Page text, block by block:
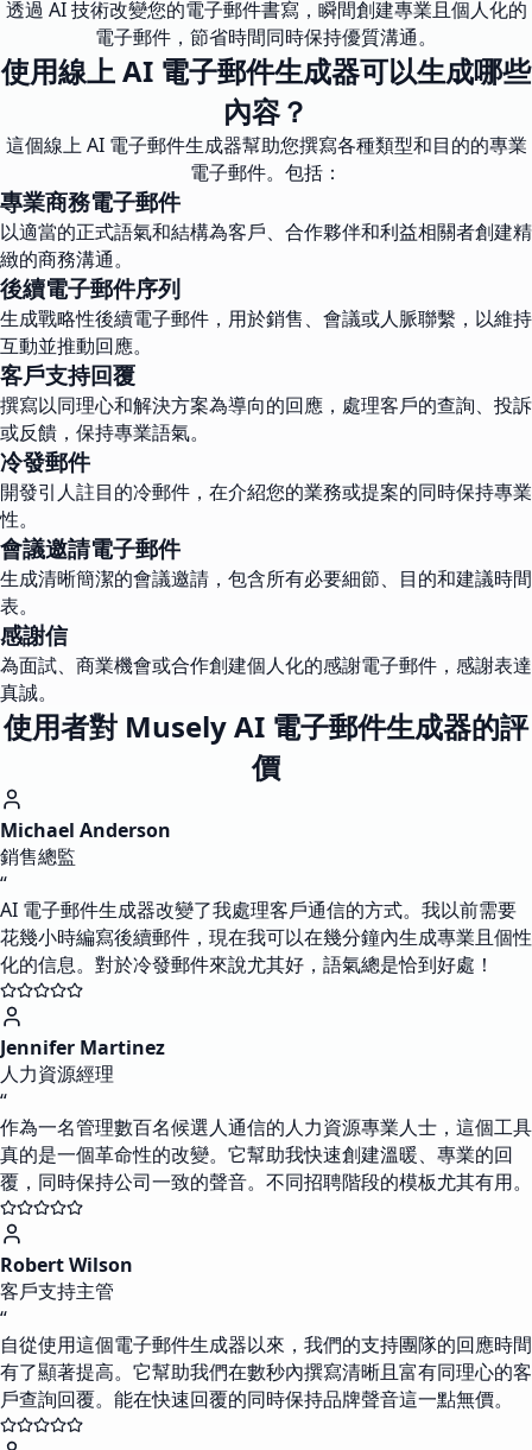
透過 AI 技術改變您的電子郵件書寫，瞬間創建專業且個人化的
電子郵件，節省時間同時保持優質溝通。
使用線上 AI 電子郵件生成器可以生成哪些
內容？
這個線上 AI 電子郵件生成器幫助您撰寫各種類型和目的的專業
電子郵件。包括：
專業商務電子郵件
以適當的正式語氣和結構為客戶、合作夥伴和利益相關者創建精
緻的商務溝通。
後續電子郵件序列
生成戰略性後續電子郵件，用於銷售、會議或人脈聯繫，以維持
互動並推動回應。
客戶支持回覆
撰寫以同理心和解決方案為導向的回應，處理客戶的查詢、投訴
或反饋，保持專業語氣。
冷發郵件
開發引人註目的冷郵件，在介紹您的業務或提案的同時保持專業
性。
會議邀請電子郵件
生成清晰簡潔的會議邀請，包含所有必要細節、目的和建議時間
表。
感謝信
為面試、商業機會或合作創建個人化的感謝電子郵件，感謝表達
真誠。
使用者對 Musely AI 電子郵件生成器的評
價
Michael Anderson
銷售總監
“
AI 電子郵件生成器改變了我處理客戶通信的方式。我以前需要
花幾小時編寫後續郵件，現在我可以在幾分鐘內生成專業且個性
化的信息。對於冷發郵件來說尤其好，語氣總是恰到好處！
Jennifer Martinez
人力資源經理
“
作為一名管理數百名候選人通信的人力資源專業人士，這個工具
真的是一個革命性的改變。它幫助我快速創建溫暖、專業的回
覆，同時保持公司一致的聲音。不同招聘階段的模板尤其有用。
Robert Wilson
客戶支持主管
“
自從使用這個電子郵件生成器以來，我們的支持團隊的回應時間
有了顯著提高。它幫助我們在數秒內撰寫清晰且富有同理心的客
戶查詢回覆。能在快速回覆的同時保持品牌聲音這一點無價。